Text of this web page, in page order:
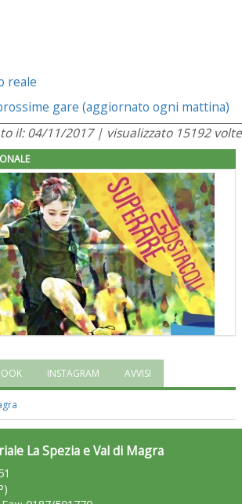
reale
gare (aggiornato ogni mattina)
il: 04/11/2017 | visualizzato 15192 volte
la relazione di Tiziano Pesce al CN Uisp
INSTAGRAM AVVISI
La Spezia e Val di Magra